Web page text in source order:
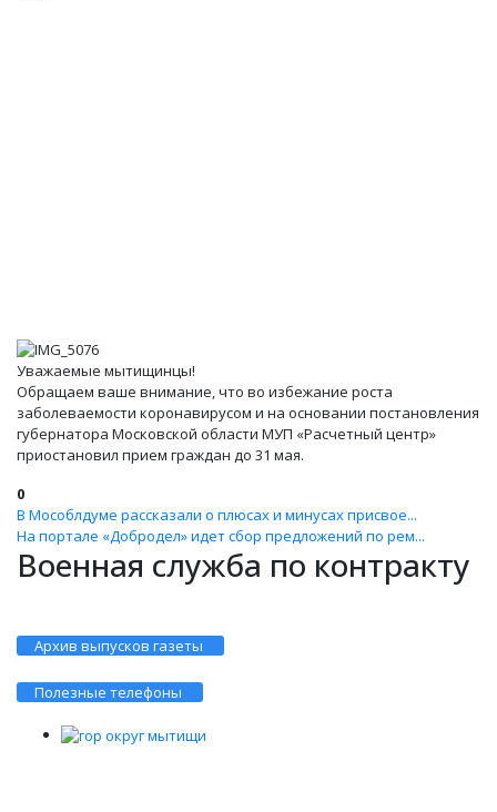
Уважаемые мытищинцы!
Обращаем ваше внимание, что во избежание роста
заболеваемости коронавирусом и на основании постановления
губернатора Московской области МУП «Расчетный центр»
приостановил прием граждан до 31 мая.
0
В Мособлдуме рассказали о плюсах и минусах присвое...
На портале «Добродел» идет сбор предложений по рем...
Военная служба по контракту
Архив выпусков газеты
Полезные телефоны